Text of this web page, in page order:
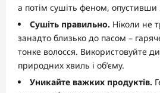
а потім сушіть феном, опустивши
Сушіть правильно. Ніколи не
занадто близько до пасом –
тонке волосся. Використовуйте
природних хвиль і об’єму.
Уникайте важких продуктів.